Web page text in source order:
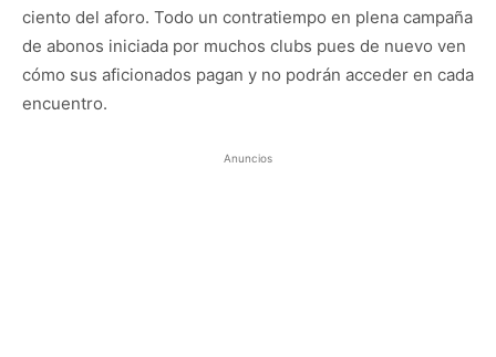
ciento del aforo. Todo un contratiempo en plena campaña
de abonos iniciada por muchos clubs pues de nuevo ven
cómo sus aficionados pagan y no podrán acceder en cada
encuentro.
Anuncios